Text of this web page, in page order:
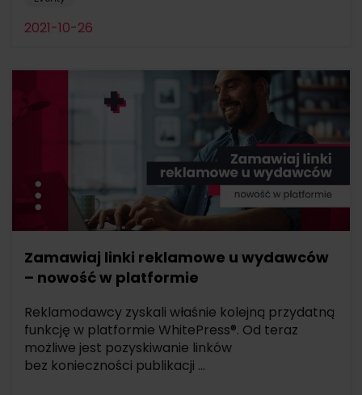
2021-10-26
Zamawiaj linki reklamowe u wydawców
– nowość w platformie
Reklamodawcy zyskali właśnie kolejną przydatną
funkcję w platformie WhitePress®. Od teraz
możliwe jest pozyskiwanie linków
bez konieczności publikacji ...